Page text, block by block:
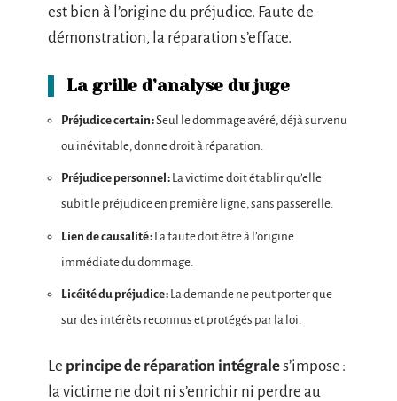
est bien à l’origine du préjudice. Faute de
démonstration, la réparation s’efface.
La grille d’analyse du juge
Préjudice certain :Seul le dommage avéré, déjà survenu
ou inévitable, donne droit à réparation.
Préjudice personnel : La victime doit établir qu’elle
subit le préjudice en première ligne, sans passerelle.
Lien de causalité : La faute doit être à l’origine
immédiate du dommage.
Licéité du préjudice : La demande ne peut porter que
sur des intérêts reconnus et protégés par la loi.
Le principe de réparation intégrales’impose :
la victime ne doit ni s’enrichir ni perdre au